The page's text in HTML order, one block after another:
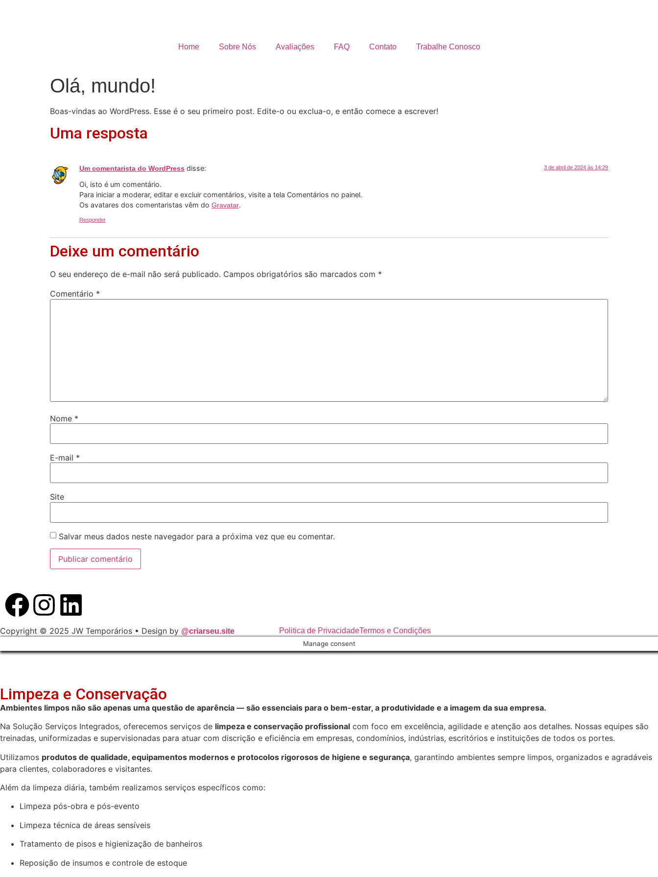
Home Sobre Nós Avaliações FAQ Contato Trabalhe Conosco
Olá, mundo!
Boas-vindas ao WordPress. Esse é o seu primeiro post. Edite-o ou exclua-o, e então comece a escrever!
Uma resposta
Um comentarista do WordPress disse: 3 de abril de 2024 às 14:29
Oi, isto é um comentário.
Para iniciar a moderar, editar e excluir comentários, visite a tela Comentários no painel.
Os avatares dos comentaristas vêm do Gravatar.
Responder
Deixe um comentário
O seu endereço de e-mail não será publicado. Campos obrigatórios são marcados com *
Comentário *
Nome *
E-mail *
Site
Salvar meus dados neste navegador para a próxima vez que eu comentar.
Copyright © 2025 JW Temporários • Design by @criarseu.site Politica de PrivacidadeTermos e Condições
Manage consent
Limpeza e Conservação
Ambientes limpos não são apenas uma questão de aparência — são essenciais para o bem-estar, a produtividade e a imagem da sua empresa.
Na Solução Serviços Integrados, oferecemos serviços de limpeza e conservação profissional com foco em excelência, agilidade e atenção aos detalhes. Nossas equipes são
treinadas, uniformizadas e supervisionadas para atuar com discrição e eficiência em empresas, condomínios, indústrias, escritórios e instituições de todos os portes.
Utilizamos produtos de qualidade, equipamentos modernos e protocolos rigorosos de higiene e segurança, garantindo ambientes sempre limpos, organizados e agradáveis
para clientes, colaboradores e visitantes.
Além da limpeza diária, também realizamos serviços específicos como:
Limpeza pós-obra e pós-evento
Limpeza técnica de áreas sensíveis
Tratamento de pisos e higienização de banheiros
Reposição de insumos e controle de estoque